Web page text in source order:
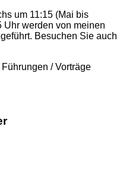
um 11:15 (Mai bis
Uhr werden von meinen
Besuchen Sie auch
/ Vorträge